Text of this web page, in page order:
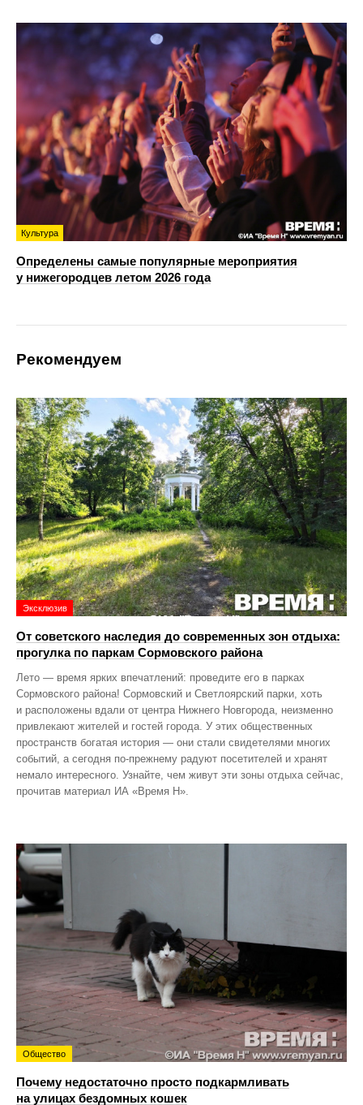
Культура
Определены самые популярные мероприятия
у нижегородцев летом 2026 года
Рекомендуем
Эксклюзив
От советского наследия до современных зон отдыха:
прогулка по паркам Сормовского района
Лето — время ярких впечатлений: проведите его в парках
Сормовского района! Сормовский и Светлоярский парки, хоть
и расположены вдали от центра Нижнего Новгорода, неизменно
привлекают жителей и гостей города. У этих общественных
пространств богатая история — они стали свидетелями многих
событий, а сегодня по‑прежнему радуют посетителей и хранят
немало интересного. Узнайте, чем живут эти зоны отдыха сейчас,
прочитав материал ИА «Время Н».
Общество
Почему недостаточно просто подкармливать
на улицах бездомных кошек